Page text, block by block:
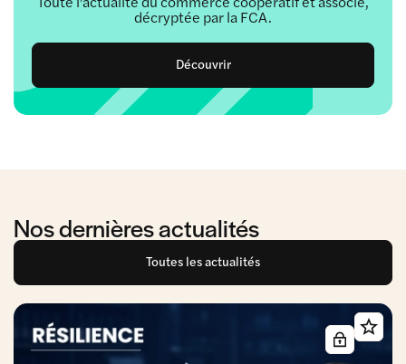
décryptée par la FCA.
Découvrir
Nos dernières actualités
Toutes les actualités